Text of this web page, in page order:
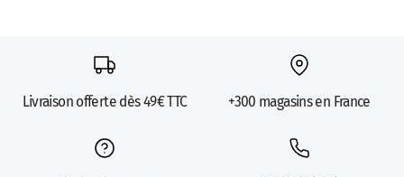
Livraison offerte dès 49€ TTC +300 magasins en France